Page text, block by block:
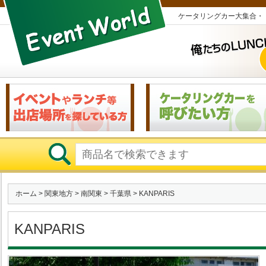
ケータリングカー大集合
ホーム > 関東地方 > 南関東 > 千葉県 > KANPARIS
KANPARIS